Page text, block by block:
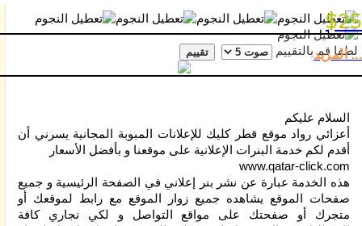
السياحة
تلميحات
الإعلان
و
أصول
التسويق
و
الإعلان
و
الترويج
$25
... المزيد
لطفا قم بالتقييم
السلام عليكم
أعزائي رواد موقع قطر كليك للإعلانات المبوبة المجانية يسرني أن
أقدم لكم خدمة البنرات الإعلانية على موقعنا و بأفضل اﻷسعار
www.qatar-click.com
هذه الخدمة عبارة عن نشر بنر إعلاني في الصفحة الرئيسية و جميع
صفحات الموقع يشاهده جميع زوار الموقع مع رابط لموقعك أو
متجرك أو صفحتك على مواقع التواصل و لكي نجاري كافة